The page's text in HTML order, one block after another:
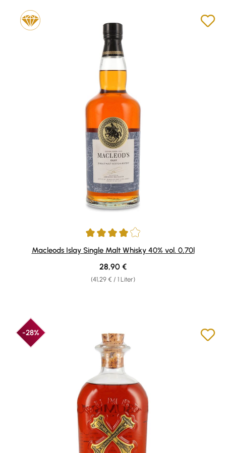
Durchschnittliche Bewertung von 4 von 5 Sternen
Macleods Islay Single Malt Whisky 40% vol. 0,70l
(41,29 € / 1 Liter)
Regulärer Preis:
28,90 €
-28%